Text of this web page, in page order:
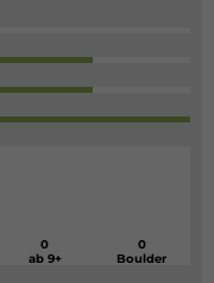
0
ab 9+
0
Boulder